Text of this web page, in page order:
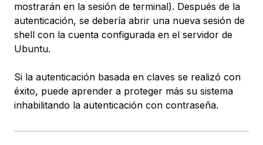
mostrarán en la sesión de terminal). Después de la
autenticación, se debería abrir una nueva sesión de
shell con la cuenta configurada en el servidor de
Ubuntu.
Si la autenticación basada en claves se realizó con
éxito, puede aprender a proteger más su sistema
inhabilitando la autenticación con contraseña.